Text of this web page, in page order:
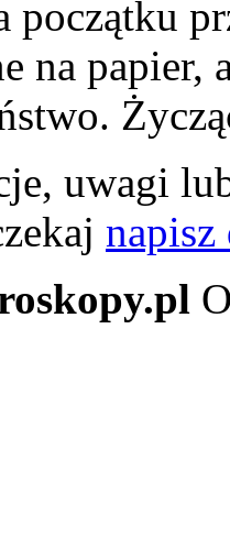
na
uwagi
napisz